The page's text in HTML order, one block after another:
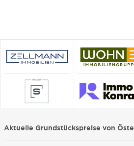
Aktuelle Grundstückspreise von